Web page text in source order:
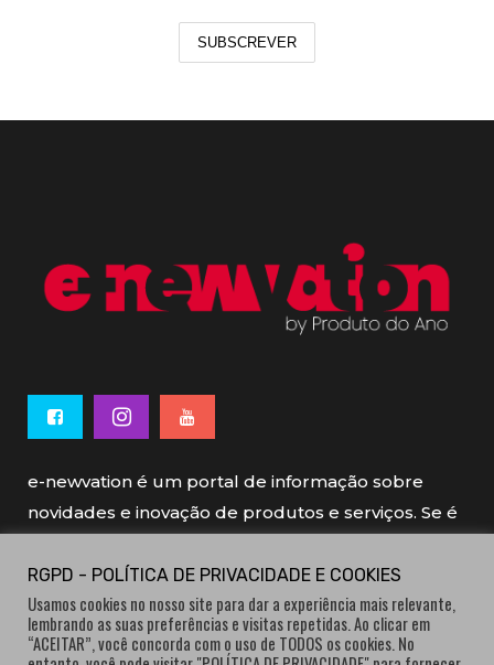
SUBSCREVER
e-newvation é um portal de informação sobre
novidades e inovação de produtos e serviços. Se é
e-newvation tem o patrocínio do “Produto do
Ano”, o prémio de inovação atribuído por
RGPD - POLÍTICA DE PRIVACIDADE E COOKIES
Usamos cookies no nosso site para dar a experiência mais relevante,
lembrando as suas preferências e visitas repetidas. Ao clicar em
“ACEITAR”, você concorda com o uso de TODOS os cookies. No